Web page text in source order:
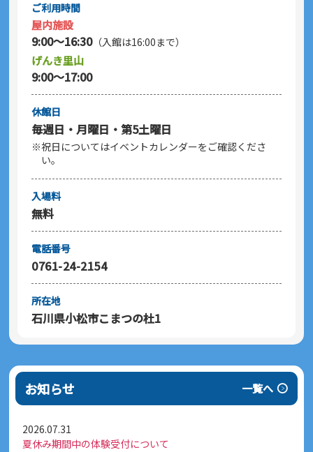
お知らせ 一覧へ
2026.07.31
夏休み期間中の体験受付について
ご利用時間
屋内施設
9:00～16:30（入館は16:00まで）
げんき里山
9:00～17:00
休館日
毎週日・月曜日・第5土曜日
※祝日についてはイベントカレンダーをご確認くださ
い。
入場料
無料
電話番号
0761-24-2154
所在地
石川県小松市こまつの杜1